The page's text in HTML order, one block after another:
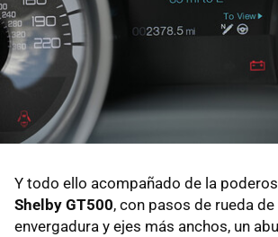
Y todo ello acompañado de la
Shelby GT500, con pasos de rueda
envergadura y ejes más anchos, un